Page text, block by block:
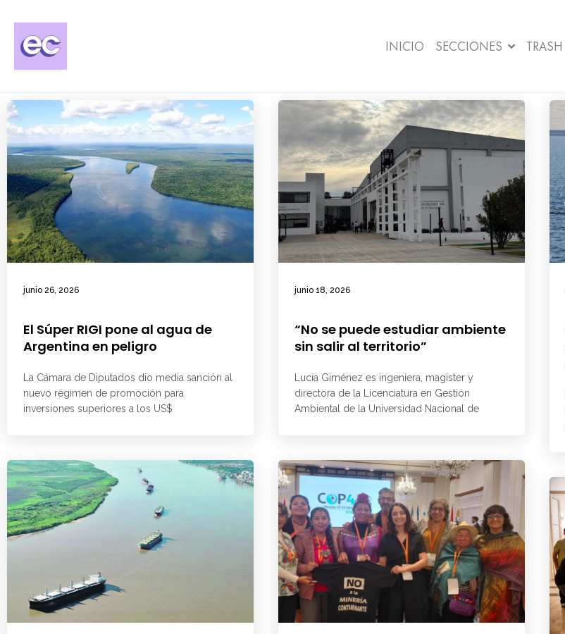
INICIO SECCIONES TRASH
junio 26, 2026
El Súper RIGI pone al agua de
Argentina en peligro
La Cámara de Diputados dio media sanción al
nuevo régimen de promoción para
inversiones superiores a los US$
junio 18, 2026
“No se puede estudiar ambiente
sin salir al territorio”
Lucía Giménez es ingeniera, magíster y
directora de la Licenciatura en Gestión
Ambiental de la Universidad Nacional de